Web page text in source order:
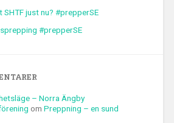
SHTF just nu? #prepperSE
#prepperSE
– Norra Ängby
om Preppning – en sund